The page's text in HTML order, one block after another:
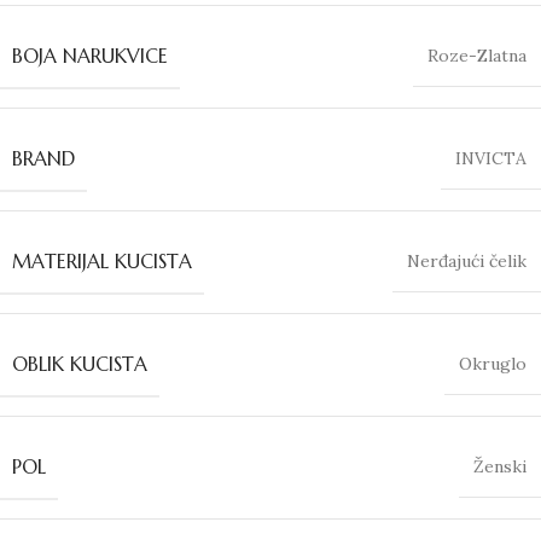
BOJA NARUKVICE Roze-Zlatna
BRAND INVICTA
MATERIJAL KUCISTA Nerđajući čelik
OBLIK KUCISTA Okruglo
POL Ženski